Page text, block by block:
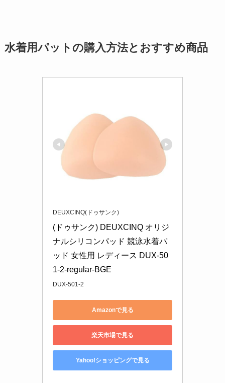
水着用パットの購入方法とおすすめ商品
DEUXCINQ(ドゥサンク)
(ドゥサンク) DEUXCINQ オリジ
ナルシリコンパッド 競泳水着パ
ッド 女性用 レディース DUX-50
1-2-regular-BGE
DUX-501-2
Amazonで見る
楽天市場で見る
Yahoo!ショッピングで見る